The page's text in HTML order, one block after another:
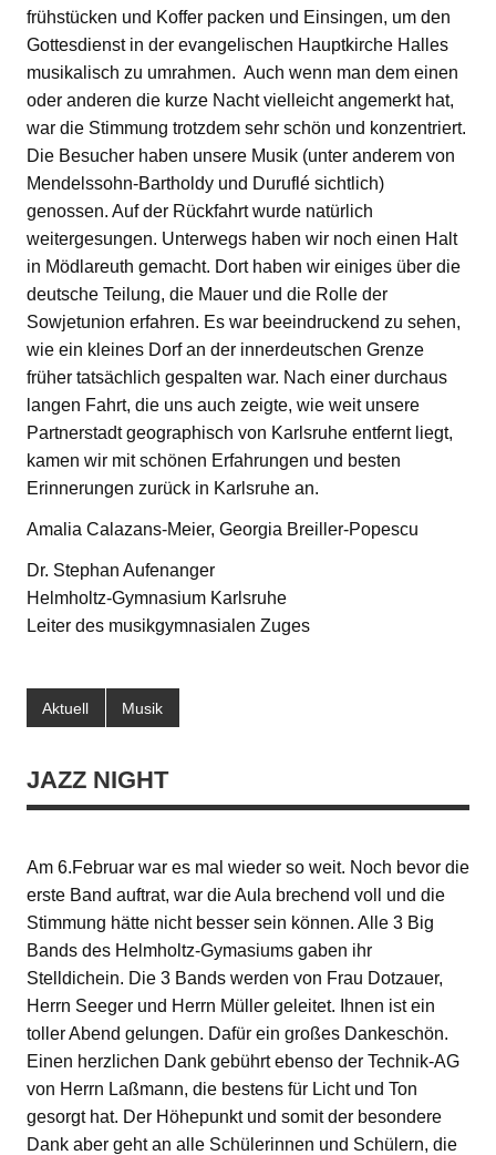
frühstücken und Koffer packen und Einsingen, um den
Gottesdienst in der evangelischen Hauptkirche Halles
musikalisch zu umrahmen. Auch wenn man dem einen
oder anderen die kurze Nacht vielleicht angemerkt hat,
war die Stimmung trotzdem sehr schön und konzentriert.
Die Besucher haben unsere Musik (unter anderem von
Mendelssohn-Bartholdy und Duruflé sichtlich)
genossen. Auf der Rückfahrt wurde natürlich
weitergesungen. Unterwegs haben wir noch einen Halt
in Mödlareuth gemacht. Dort haben wir einiges über die
deutsche Teilung, die Mauer und die Rolle der
Sowjetunion erfahren. Es war beeindruckend zu sehen,
wie ein kleines Dorf an der innerdeutschen Grenze
früher tatsächlich gespalten war. Nach einer durchaus
langen Fahrt, die uns auch zeigte, wie weit unsere
Partnerstadt geographisch von Karlsruhe entfernt liegt,
kamen wir mit schönen Erfahrungen und besten
Erinnerungen zurück in Karlsruhe an.
Amalia Calazans-Meier, Georgia Breiller-Popescu
Dr. Stephan Aufenanger
Helmholtz-Gymnasium Karlsruhe
Leiter des musikgymnasialen Zuges
Aktuell Musik
JAZZ NIGHT
Am 6.Februar war es mal wieder so weit. Noch bevor die
erste Band auftrat, war die Aula brechend voll und die
Stimmung hätte nicht besser sein können. Alle 3 Big
Bands des Helmholtz-Gymasiums gaben ihr
Stelldichein. Die 3 Bands werden von Frau Dotzauer,
Herrn Seeger und Herrn Müller geleitet. Ihnen ist ein
toller Abend gelungen. Dafür ein großes Dankeschön.
Einen herzlichen Dank gebührt ebenso der Technik-AG
von Herrn Laßmann, die bestens für Licht und Ton
gesorgt hat. Der Höhepunkt und somit der besondere
Dank aber geht an alle Schülerinnen und Schülern, die